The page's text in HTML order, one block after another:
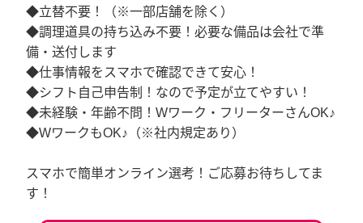
◆立替不要！（※一部店舗を除く）
◆調理道具の持ち込み不要！必要な備品は会社で準
備・送付します
◆仕事情報をスマホで確認できて安心！
◆シフト自己申告制！なので予定が立てやすい！
◆未経験・年齢不問！Wワーク・フリーターさんOK♪
◆WワークもOK♪（※社内規定あり）
スマホで簡単オンライン選考！ご応募お待ちしてま
す！